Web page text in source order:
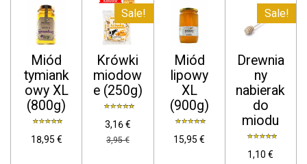
Miód
tymiank
owy XL
(800g)
18,95 €
Sale!
Krówki
miodow
e (250g)
3,16 €
3,95 €
Miód
lipowy
XL
(900g)
15,95 €
Sale!
Drewnia
ny
nabierak
do
miodu
1,10 €